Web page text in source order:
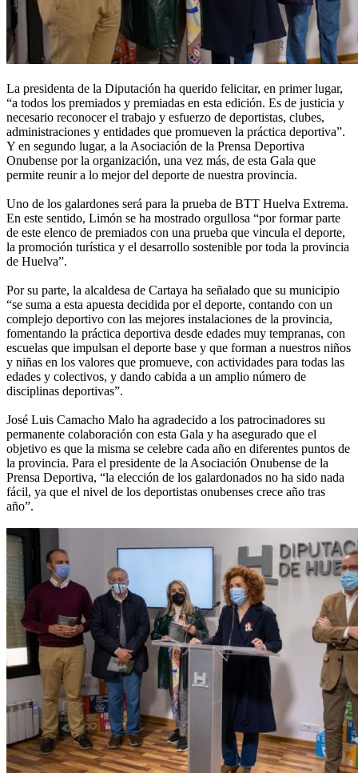
La presidenta de la Diputación ha querido felicitar, en primer lugar,
“a todos los premiados y premiadas en esta edición. Es de justicia y
necesario reconocer el trabajo y esfuerzo de deportistas, clubes,
administraciones y entidades que promueven la práctica deportiva”.
Y en segundo lugar, a la Asociación de la Prensa Deportiva
Onubense por la organización, una vez más, de esta Gala que
permite reunir a lo mejor del deporte de nuestra provincia.
Uno de los galardones será para la prueba de BTT Huelva Extrema.
En este sentido, Limón se ha mostrado orgullosa “por formar parte
de este elenco de premiados con una prueba que vincula el deporte,
la promoción turística y el desarrollo sostenible por toda la provincia
de Huelva”.
Por su parte, la alcaldesa de Cartaya ha señalado que su municipio
“se suma a esta apuesta decidida por el deporte, contando con un
complejo deportivo con las mejores instalaciones de la provincia,
fomentando la práctica deportiva desde edades muy tempranas, con
escuelas que impulsan el deporte base y que forman a nuestros niños
y niñas en los valores que promueve, con actividades para todas las
edades y colectivos, y dando cabida a un amplio número de
disciplinas deportivas”.
José Luis Camacho Malo ha agradecido a los patrocinadores su
permanente colaboración con esta Gala y ha asegurado que el
objetivo es que la misma se celebre cada año en diferentes puntos de
la provincia. Para el presidente de la Asociación Onubense de la
Prensa Deportiva, “la elección de los galardonados no ha sido nada
fácil, ya que el nivel de los deportistas onubenses crece año tras
año”.